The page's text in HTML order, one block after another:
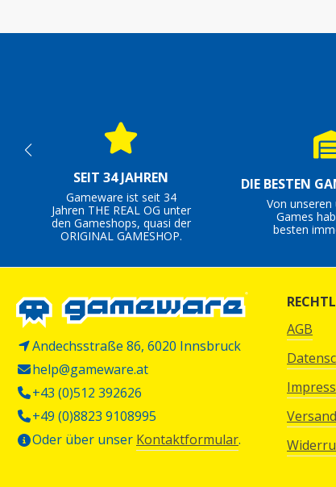
SEIT 34 JAHREN
Gameware ist seit 34
Jahren THE REAL OG unter
den Gameshops, quasi der
ORIGINAL GAMESHOP.
DIE BESTEN
Von unseren
Games
besten
Andechsstraße 86, 6020 Innsbruck
help@gameware.at
+43 (0)512 392626
+49 (0)8823 9108995
Oder über unser Kontaktformular.
AGB